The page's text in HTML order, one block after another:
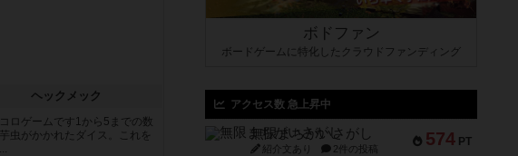
ヘックメック
ロゲームです1から5までの数
虫がかかれたダイス。これを
ボドファン
ボードゲームに特化したクラウドファンディング
アクセス数 急上昇中
574 PT
無限まちがいさがし
紹介文あり 2件の投稿